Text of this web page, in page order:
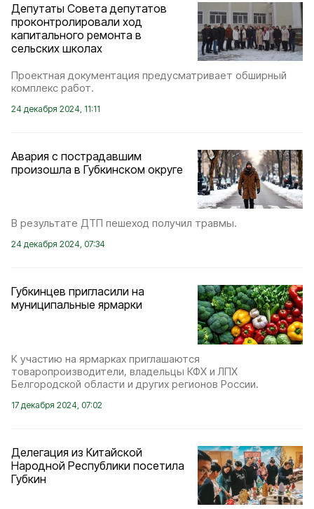
Депутаты Совета депутатов
проконтролировали ход
капитального ремонта в
сельских школах
Проектная документация предусматривает обширный
комплекс работ.
24 декабря 2024, 11:11
Авария с пострадавшим
произошла в Губкинском округе
В результате ДТП пешеход получил травмы.
24 декабря 2024, 07:34
Губкинцев пригласили на
муниципальные ярмарки
К участию на ярмарках приглашаются
товаропроизводители, владельцы КФХ и ЛПХ
Белгородской области и других регионов России.
17 декабря 2024, 07:02
Делегация из Китайской
Народной Республики посетила
Губкин